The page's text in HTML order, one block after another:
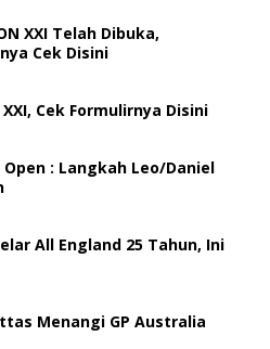
XXI Telah Dibuka,
Cek Disini
Cek Formulirnya Disini
: Langkah Leo/Daniel
All England 25 Tahun, Ini
Menangi GP Australia